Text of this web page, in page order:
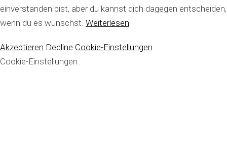
einverstanden bist, aber du kannst dich dagegen entscheiden,
wenn du es wünschst. Weiterlesen
Akzeptieren Decline Cookie-Einstellungen
Cookie-Einstellungen